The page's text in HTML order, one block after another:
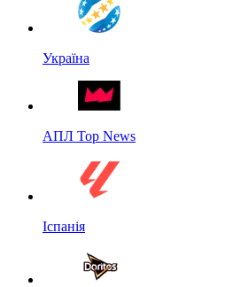
Україна
АПЛ Top News
Іспанія